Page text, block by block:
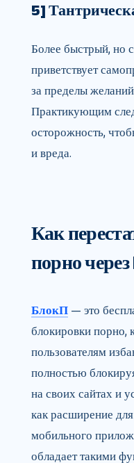
5]
Более быстрый, но
приветствует
за пределы
Практикующим
осторожность,
и вреда.
Как
порно
БлокП— это
блокировки порно,
пользователям
полностью
на своих сайтах и
как расширение
мобильного
обладает такими